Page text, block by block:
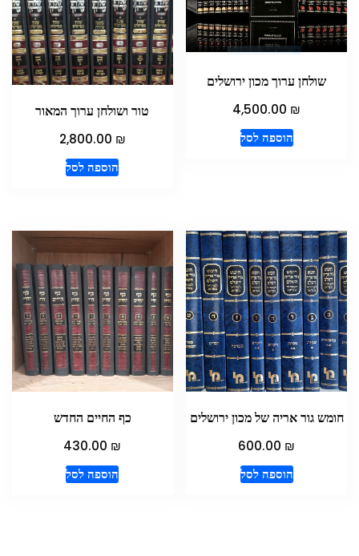
שולחן ערוך מכון ירושלים
4,500.00 ₪
הוספה לסל
טור ושולחן ערוך המאור
2,800.00 ₪
הוספה לסל
חומש גור אריה של מכון ירושלים
600.00 ₪
הוספה לסל
כף החיים החדש
430.00 ₪
הוספה לסל